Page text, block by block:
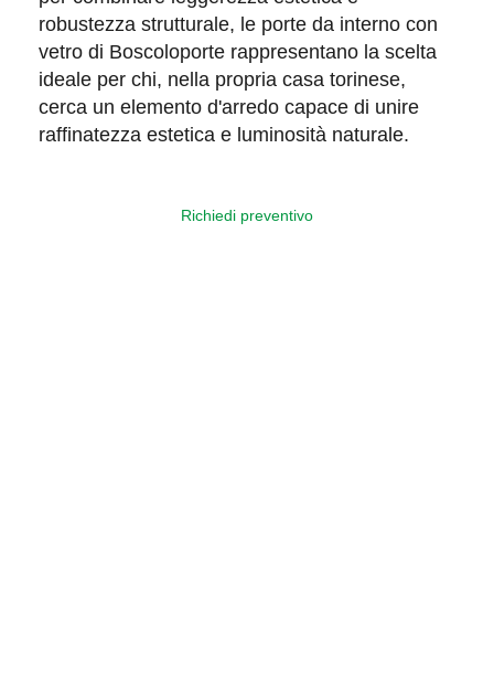
robustezza strutturale, le porte da interno con
vetro di Boscoloporte rappresentano la scelta
ideale per chi, nella propria casa torinese,
cerca un elemento d'arredo capace di unire
raffinatezza estetica e luminosità naturale.
Richiedi preventivo